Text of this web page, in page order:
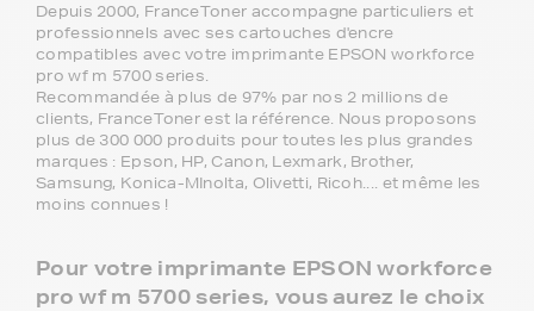
Depuis 2000, FranceToner accompagne particuliers et
professionnels avec ses cartouches d'encre
compatibles avec votre imprimante EPSON workforce
pro wf m 5700 series.
Recommandée à plus de 97% par nos 2 millions de
clients, FranceToner est la référence. Nous proposons
plus de 300 000 produits pour toutes les plus grandes
marques : Epson, HP, Canon, Lexmark, Brother,
Samsung, Konica-MInolta, Olivetti, Ricoh.... et même les
moins connues !
Pour votre imprimante EPSON workforce
pro wf m 5700 series, vous aurez le choix